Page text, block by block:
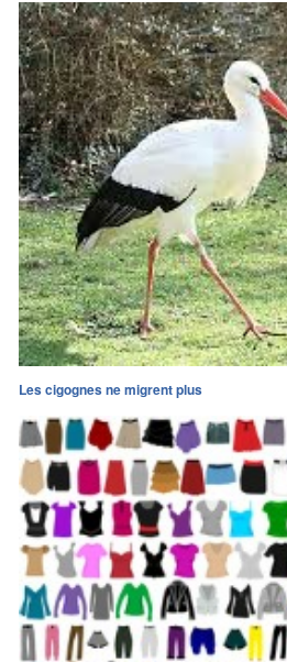
Les cigognes ne migrent plus